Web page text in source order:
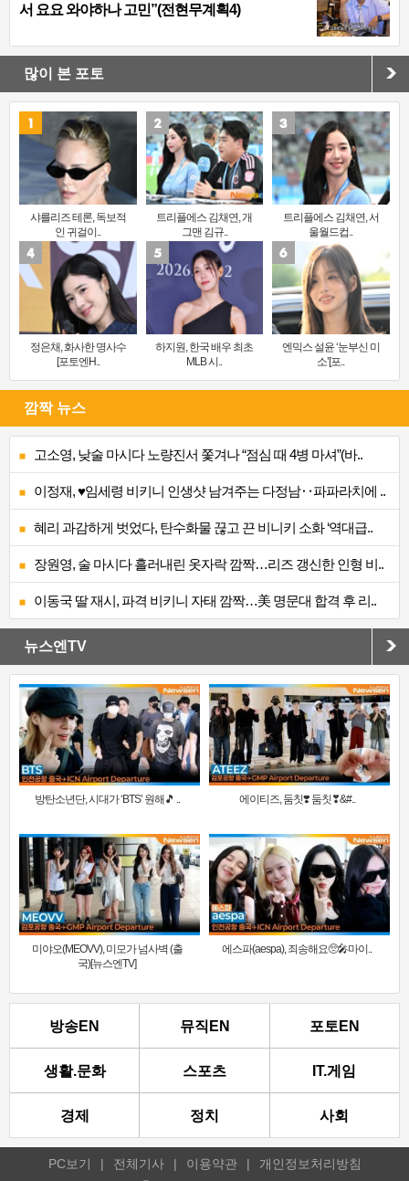
서 요요 와야하나 고민”(전현무계획4)
많이 본 포토
샤를리즈 테론, 독보적
인 귀걸이..
트리플에스 김채연, 개
그맨 김규..
트리플에스 김채연, 서
울월드컵..
정은채, 화사한 명사수
[포토엔H..
하지원, 한국 배우 최초
MLB 시..
엔믹스 설윤 ‘눈부신 미
소’[포..
깜짝 뉴스
고소영, 낮술 마시다 노량진서 쫓겨나 “점심 때 4병 마셔”(바..
이정재, ♥임세령 비키니 인생샷 남겨주는 다정남‥파파라치에 ..
혜리 과감하게 벗었다, 탄수화물 끊고 끈 비니키 소화 ‘역대급..
장원영, 술 마시다 흘러내린 옷자락 깜짝…리즈 갱신한 인형 비..
이동국 딸 재시, 파격 비키니 자태 깜짝…美 명문대 합격 후 리..
뉴스엔TV
방탄소년단, 시대가 ‘BTS’ 원해🎵 .. 에이티즈, 둠칫❣️ 둠칫❣&#..
미야오(MEOVV), 미모가 넘사벽 (출
국)[뉴스엔TV]
에스파(aespa), 죄송해요🥺🎤마이..
방송EN 뮤직EN 포토EN
생활.문화 스포츠 IT.게임
경제 정치 사회
PC보기 | 전체기사 | 이용약관 | 개인정보처리방침